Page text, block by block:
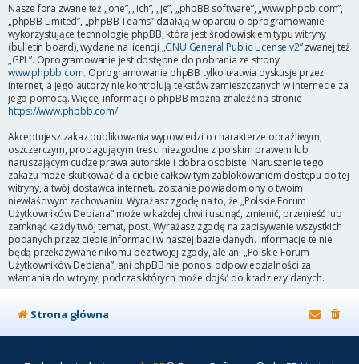
Nasze fora zwane też „one”, „ich”, „je”, „phpBB software”, „www.phpbb.com”,
„phpBB Limited”, „phpBB Teams” działają w oparciu o oprogramowanie
wykorzystujące technologię phpBB, która jest środowiskiem typu witryny
(bulletin board), wydane na licencji „GNU General Public License v2” zwanej też
„GPL”. Oprogramowanie jest dostępne do pobrania ze strony
www.phpbb.com. Oprogramowanie phpBB tylko ułatwia dyskusje przez
internet, a jego autorzy nie kontrolują tekstów zamieszczanych w internecie za
jego pomocą. Więcej informacji o phpBB można znaleźć na stronie
https://www.phpbb.com/.
Akceptujesz zakaz publikowania wypowiedzi o charakterze obraźliwym,
oszczerczym, propagującym treści niezgodne z polskim prawem lub
naruszającym cudze prawa autorskie i dobra osobiste. Naruszenie tego
zakazu może skutkować dla ciebie całkowitym zablokowaniem dostępu do tej
witryny, a twój dostawca internetu zostanie powiadomiony o twoim
niewłaściwym zachowaniu. Wyrażasz zgodę na to, że „Polskie Forum
Użytkowników Debiana” może w każdej chwili usunąć, zmienić, przenieść lub
zamknąć każdy twój temat, post. Wyrażasz zgodę na zapisywanie wszystkich
podanych przez ciebie informacji w naszej bazie danych. Informacje te nie
będą przekazywane nikomu bez twojej zgody, ale ani „Polskie Forum
Użytkowników Debiana”, ani phpBB nie ponosi odpowiedzialności za
włamania do witryny, podczas których może dojść do kradzieży danych.
Strona główna